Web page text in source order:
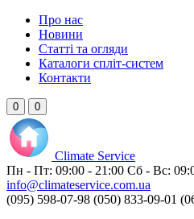
Про нас
Новини
Статті та огляди
Каталоги спліт-систем
Контакти
0 0
Climate Service
Пн - Пт: 09:00 - 21:00 Сб - Вс:
info@climateservice.com.ua
(095) 598-07-98 (050) 833-09-01